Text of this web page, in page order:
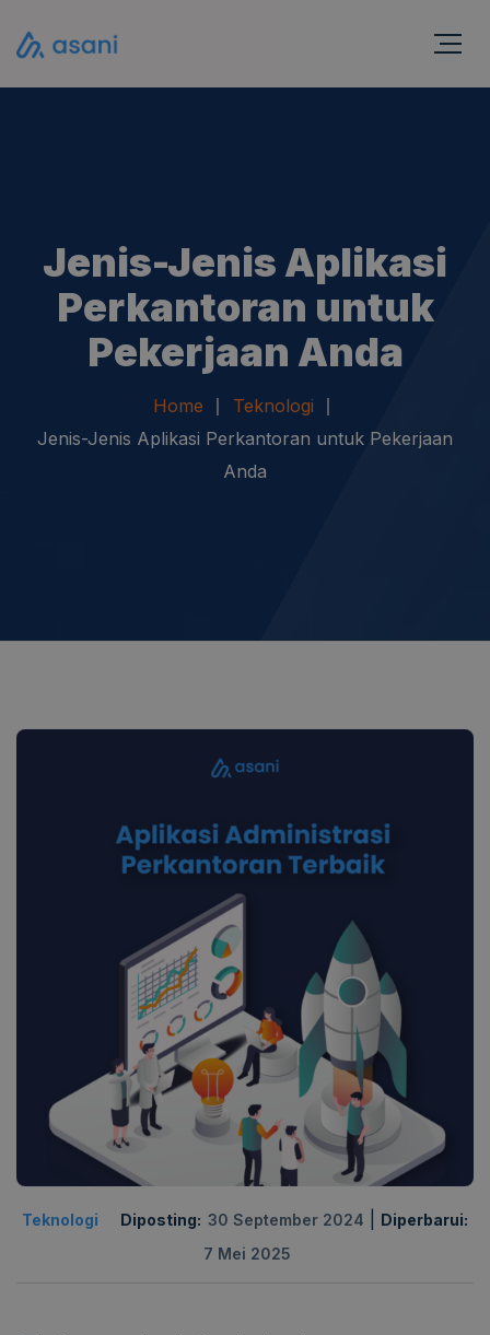
Jenis-Jenis Aplikasi
Perkantoran untuk
Pekerjaan Anda
Home
Teknologi
Jenis-Jenis Aplikasi Perkantoran untuk Pekerjaan
Anda
Teknologi Diposting: 30 September 2024
Diperbarui:
7 Mei 2025